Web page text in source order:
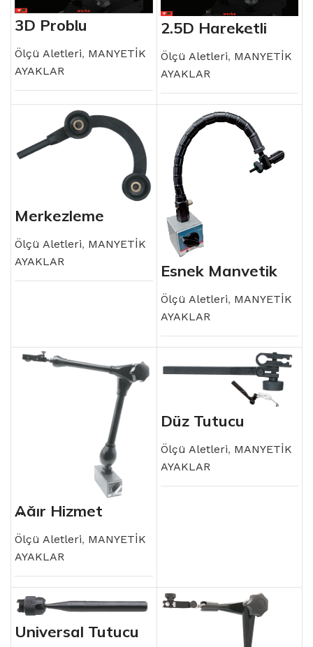
3D Problu
Hareketli
Görüntülü Ölçüm
Sistemi
Ölçü Aletleri, MANYETİK
AYAKLAR
2.5D Hareketli
Görüntülü Ölçüm
Sistemi
Ölçü Aletleri, MANYETİK
AYAKLAR
Merkezleme
Tutucu
Ölçü Aletleri, MANYETİK
AYAKLAR
Esnek Manyetik
Ayak
Ölçü Aletleri, MANYETİK
AYAKLAR
Ağır Hizmet
Üniversal
Manyetik Ayak
Ölçü Aletleri, MANYETİK
AYAKLAR
Düz Tutucu
Ölçü Aletleri, MANYETİK
AYAKLAR
Universal Tutucu